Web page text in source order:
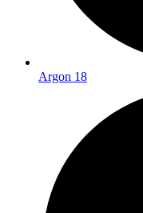
Argon 18